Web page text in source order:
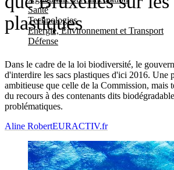
Santé
Technologies
Energie, Environnement et Transport
Défense
plastiques
Dans le cadre de la loi biodiversité, le
d'interdire les sacs plastiques d'ici 2016. Une
ambitieuse que celle de la Commission, mais
du recours à des contenants dits
problématiques.
Aline RobertEURACTIV.fr